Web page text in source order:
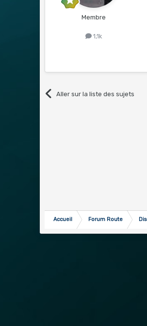
Membre
1,1k
Aller sur la liste des sujets
Accueil Forum Route